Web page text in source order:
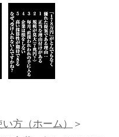
方（ホーム）＞